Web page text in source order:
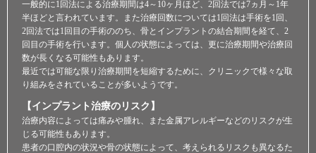
一般的に1回法による治療期間は4～10ヶ月ほど、2回法では7ヵ月～1年
半ほどと言われています。また治療回数については1回法は手術を1回、
2回法では1回目の手術ののち、骨とインプラントの結合期間を経て、2
回目の手術を行います。個人の状態によっては、更に治療期間や治療回
数が長くなる可能性もあります。
最近では可能な限り治療期間を短縮するために、クリニックで様々な取
り組みをされていることが多いようです。
【インプラント治療のリスク】
治療内容によっては痛みや腫れ、また金属アレルギーなどのリスクが生
じる可能性もあります。
患者の口腔内の状況や骨の状態によって、考えられるリスクも異なるた